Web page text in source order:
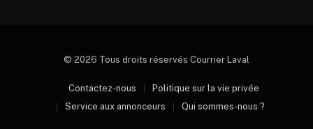
© 2026 Tous droits réservés Courrier Laval
Contactez-nous
Politique sur la vie privée
Service aux annonceurs
Qui sommes-nous ?